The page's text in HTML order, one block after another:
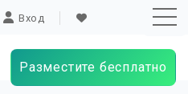
Вход
Разместите бесплатно